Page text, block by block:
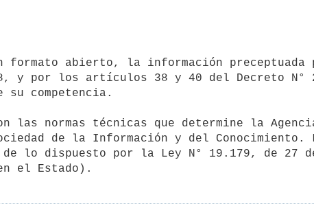
y por los artículos 38 y 40 del Decreto N°
su competencia.
de la Información y del Conocimiento.
lo dispuesto por la Ley N° 19.179, de 27